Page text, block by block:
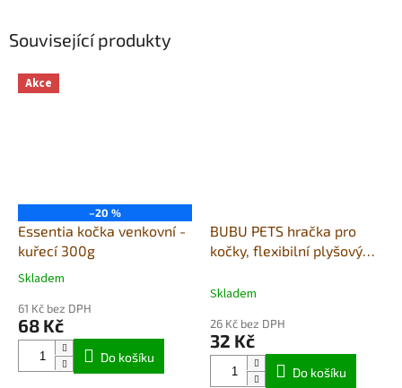
Související produkty
Akce
–20 %
Essentia kočka venkovní -
kuřecí 300g
Průměrné
produktu
je
Skladem
61 Kč bez DPH
68 Kč
Do košíku
BUBU PETS hračka pro
kočky, flexibilní plyšový
Skladem
26 Kč bez DPH
32 Kč
Do košíku